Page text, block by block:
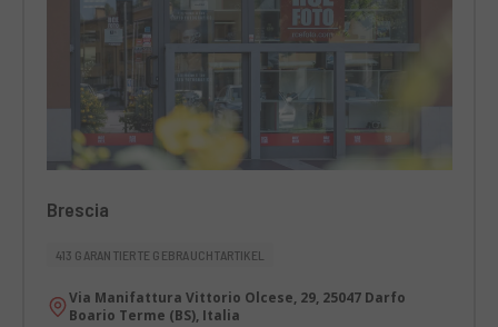
Brescia
413 GARANTIERTE GEBRAUCHTARTIKEL
Via Manifattura Vittorio Olcese, 29, 25047 Darfo
Boario Terme (BS), Italia